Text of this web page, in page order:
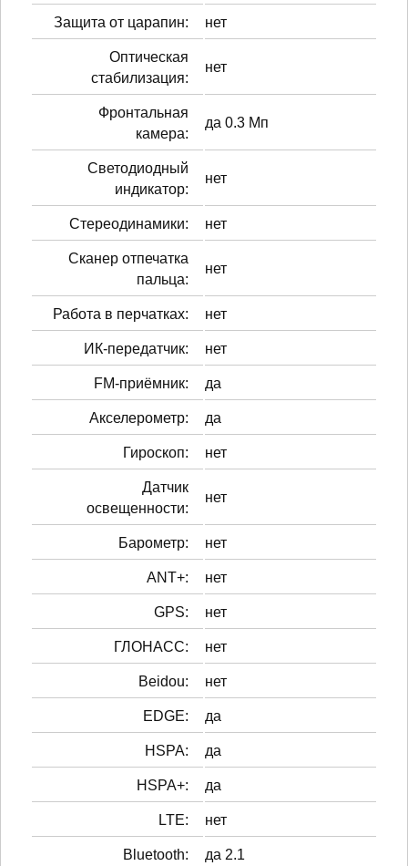
Защита от царапин: нет
Оптическая
стабилизация:
нет
Фронтальная
камера:
да 0.3 Мп
Светодиодный
индикатор:
нет
Стереодинамики: нет
Сканер отпечатка
пальца:
нет
Работа в перчатках: нет
ИК-передатчик: нет
FM-приёмник: да
Акселерометр: да
Гироскоп: нет
Датчик
освещенности:
нет
Барометр: нет
ANT+: нет
GPS: нет
ГЛОНАСС: нет
Beidou: нет
EDGE: да
HSPA: да
HSPA+: да
LTE: нет
Bluetooth: да 2.1